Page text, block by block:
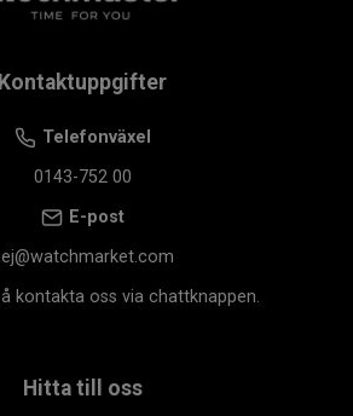
Kontaktuppgifter
Telefonväxel
0143-752 00
E-post
kontakta oss via chattknappen.
Hitta till oss